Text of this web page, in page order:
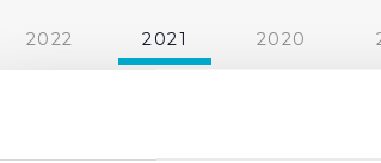
2022 2021 2020